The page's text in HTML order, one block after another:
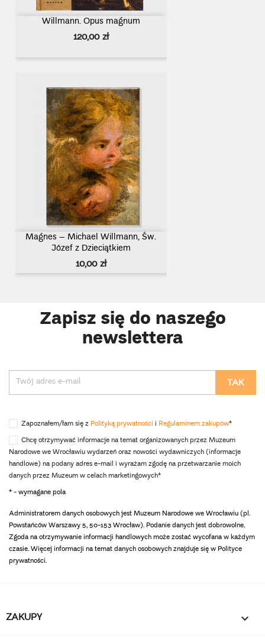
Willmann. Opus magnum
Cena
120,00 zł
Magnes – Michael Willmann, Św.
Józef z Dzieciątkiem
Cena
10,00 zł
Zapisz się do naszego
newslettera
Zapoznałem/łam się z Polityką prywatności i Regulaminem zakupów*
Chcę otrzymywać informacje na temat organizowanych przez Muzeum
Narodowe we Wrocławiu wydarzeń oraz nowości wydawniczych (informacje
handlowe) na podany adres e-mail i wyrażam zgodę na przetwarzanie moich
danych przez Muzeum w celach marketingowych*
* - wymagane pola
Administratorem danych osobowych jest Muzeum Narodowe we Wrocławiu (pl.
Powstańców Warszawy 5, 50-153 Wrocław). Podanie danych jest dobrowolne.
Zgoda na otrzymywanie informacji handlowych może zostać wycofana w każdym
czasie. Więcej informacji na temat danych osobowych znajduje się w Polityce
prywatności.
ZAKUPY 